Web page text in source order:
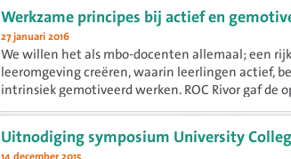
Werkzame principes bij actief en
27 januari 2016
We willen het als mbo-docenten allemaal; een
leeromgeving creëren, waarin leerlingen actief,
intrinsiek gemotiveerd werken. ROC Rivor gaf de
IVA Onderwijs wat zij als roc kunnen leren van
concepten ten...
Uitnodiging symposium University